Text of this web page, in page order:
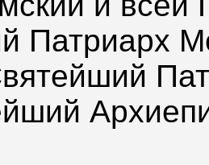
Патриарх